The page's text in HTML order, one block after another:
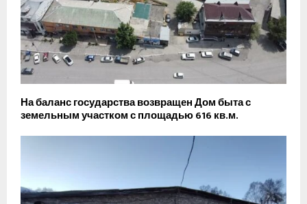
На баланс государства возвращен Дом быта с
земельным участком с площадью 616 кв.м.